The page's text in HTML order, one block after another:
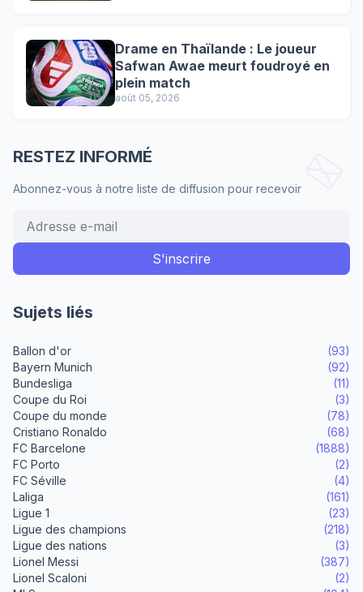
Drame en Thaïlande : Le joueur
Safwan Awae meurt foudroyé en
plein match
août 05, 2026
RESTEZ INFORMÉ
Abonnez-vous à notre liste de diffusion pour recevoir
Sujets liés
Ballon d'or
(93)
Bayern Munich
(92)
Bundesliga
(11)
Coupe du Roi
(3)
Coupe du monde
(78)
Cristiano Ronaldo
(68)
FC Barcelone
(1888)
FC Porto
(2)
FC Séville
(4)
Laliga
(161)
Ligue 1
(23)
Ligue des champions
(218)
Ligue des nations
(3)
Lionel Messi
(387)
Lionel Scaloni
(2)